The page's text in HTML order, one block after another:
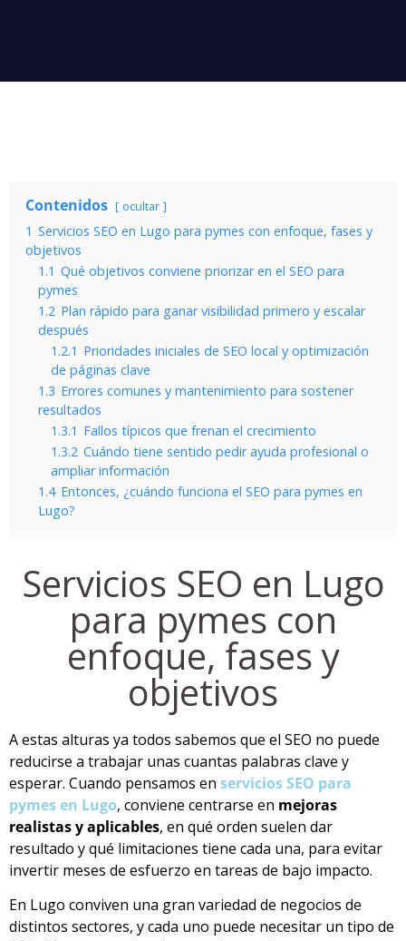
Contenidos ocultar
1 Servicios SEO en Lugo para pymes con enfoque, fases y
objetivos
1.1 Qué objetivos conviene priorizar en el SEO para
pymes
1.2 Plan rápido para ganar visibilidad primero y escalar
después
1.2.1 Prioridades iniciales de SEO local y optimización
de páginas clave
1.3 Errores comunes y mantenimiento para sostener
resultados
1.3.1 Fallos típicos que frenan el crecimiento
1.3.2 Cuándo tiene sentido pedir ayuda profesional o
ampliar información
1.4 Entonces, ¿cuándo funciona el SEO para pymes en
Lugo?
Servicios SEO en Lugo
para pymes con
enfoque, fases y
objetivos
A estas alturas ya todos sabemos que el SEO no puede
reducirse a trabajar unas cuantas palabras clave y
esperar. Cuando pensamos en servicios SEO para
pymes en Lugo, conviene centrarse en mejoras
realistas y aplicables, en qué orden suelen dar
resultado y qué limitaciones tiene cada una, para evitar
invertir meses de esfuerzo en tareas de bajo impacto.
En Lugo conviven una gran variedad de negocios de
distintos sectores, y cada uno puede necesitar un tipo de